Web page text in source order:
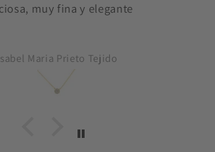
muy fina y elegante
Maria Prieto Tejido